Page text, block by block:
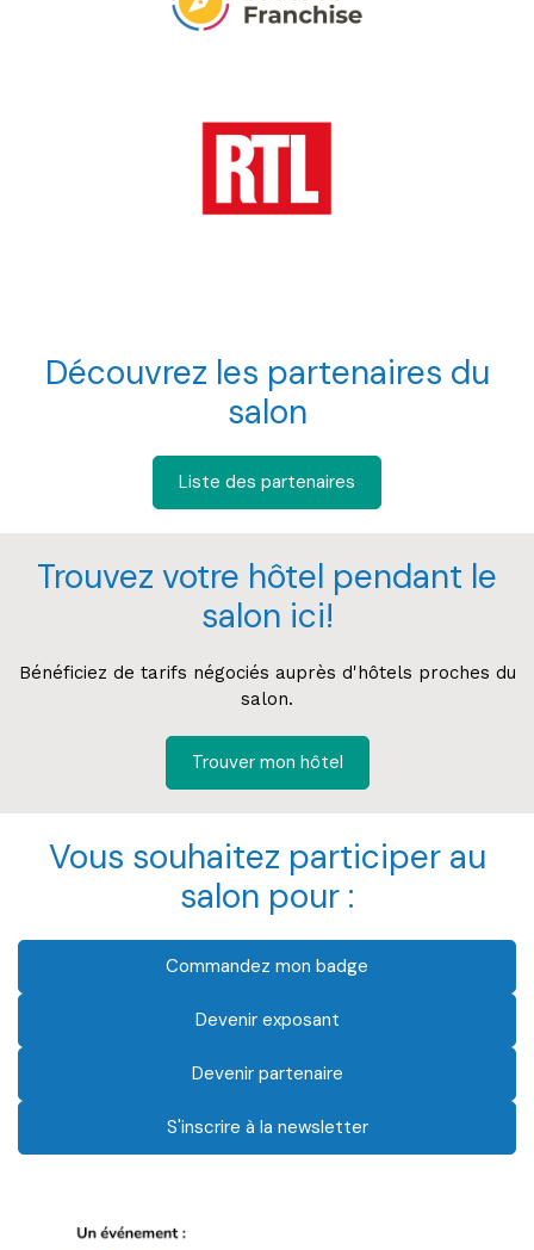
Découvrez les partenaires du
salon
Liste des partenaires
Trouvez votre hôtel pendant le
salon ici!
Bénéficiez de tarifs négociés auprès d'hôtels proches du
salon.
Trouver mon hôtel
Vous souhaitez participer au
salon pour :
Commandez mon badge
Devenir exposant
Devenir partenaire
S'inscrire à la newsletter